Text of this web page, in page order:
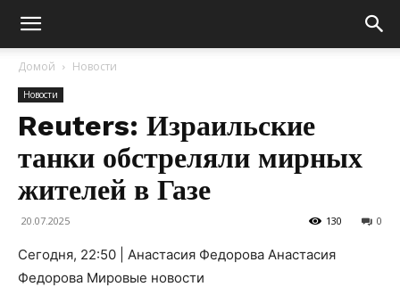
Домой Новости
Новости
Reuters: Израильские
танки обстреляли мирных
жителей в Газе
20.07.2025 0
130
Сегодня, 22:50 | Анастасия Федорова Анастасия
Федорова Мировые новости